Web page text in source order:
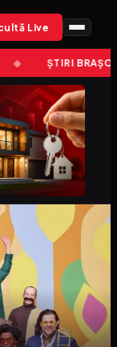
Live
ȘTIRI BRAȘOV